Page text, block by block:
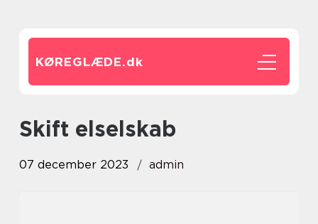
KØREGLÆDE.dk
skift elselskab
07 december 2023 admin